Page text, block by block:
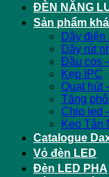
ĐÈN NĂNG
Sản phẩm
Dây điện
Dây rút
Đầu cos
Kẹp IPC
Quạt hút
Tăng
Chip led
Keo Tản
Catalogue
Vỏ đèn LED
Đèn LED PHA